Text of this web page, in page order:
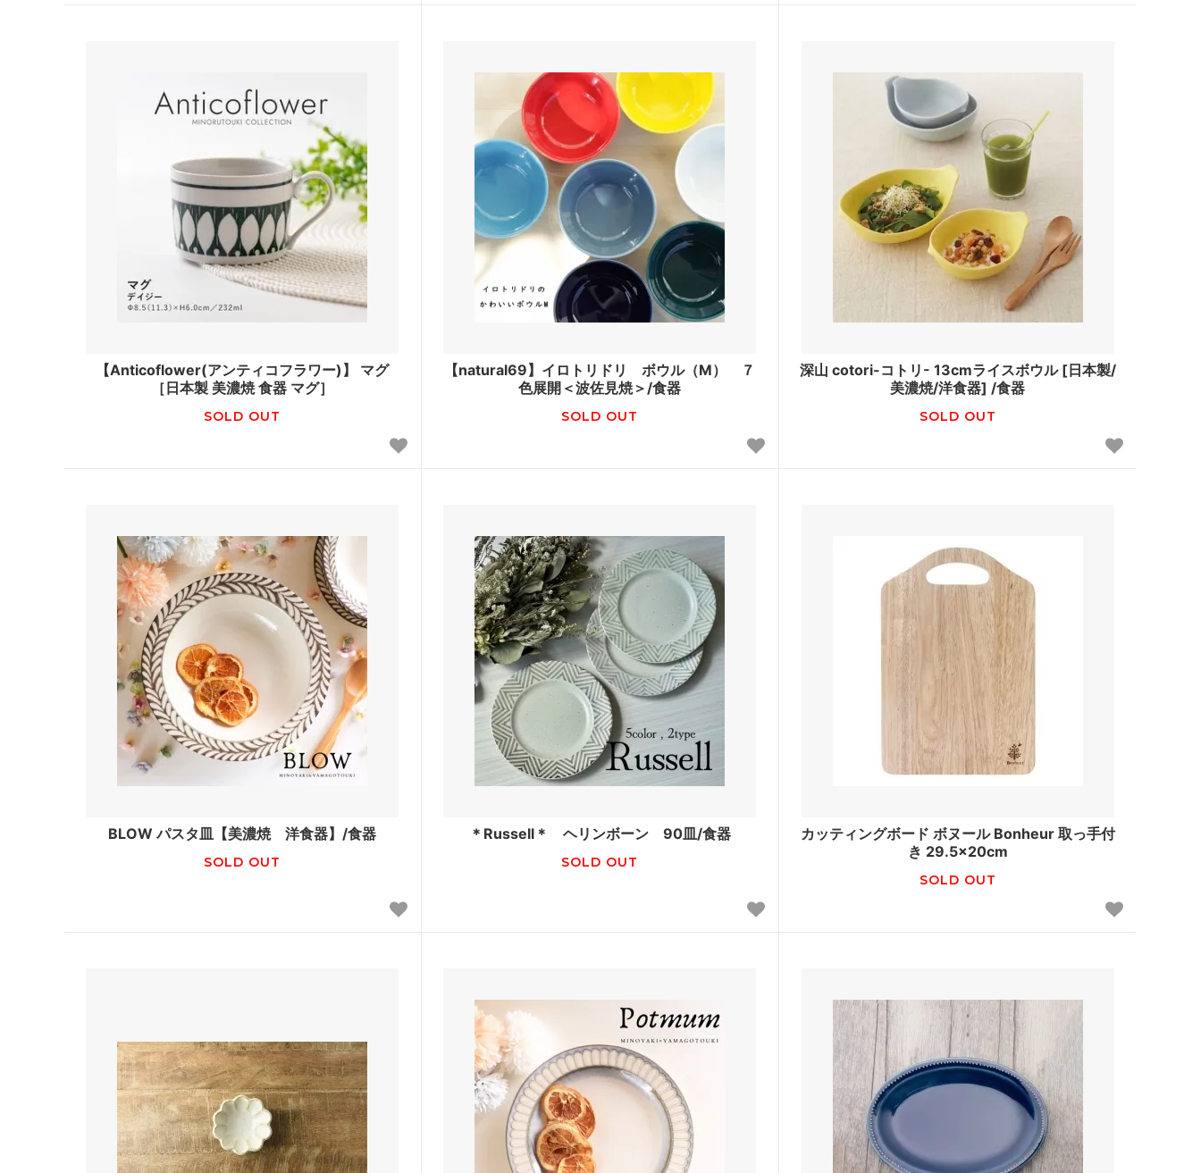
【Anticoflower(アンティコフラワー)】 マグ
［日本製 美濃焼 食器 マグ］
SOLD OUT
【natural69】イロトリドリ ボウル（M） ７
色展開＜波佐見焼＞/食器
SOLD OUT
深山 cotori-コトリ- 13cmライスボウル [日本製/
美濃焼/洋食器] /食器
SOLD OUT
BLOW パスタ皿【美濃焼 洋食器】/食器
SOLD OUT
＊Russell＊ ヘリンボーン 90皿/食器
SOLD OUT
カッティングボード ボヌール Bonheur 取っ手付
き 29.5×20cm
SOLD OUT